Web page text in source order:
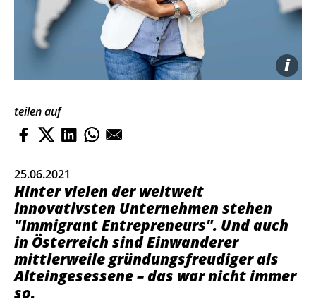
i
teilen auf
25.06.2021
Hinter vielen der weltweit
innovativsten Unternehmen stehen
"Immigrant Entrepreneurs". Und auch
in Österreich sind Einwanderer
mittlerweile gründungsfreudiger als
Alteingesessene – das war nicht immer
so.